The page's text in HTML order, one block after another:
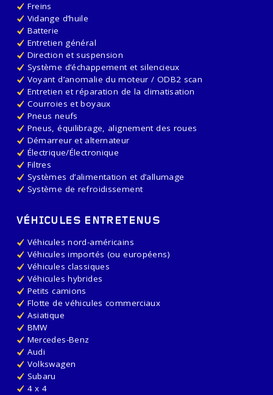
Freins
Vidange d’huile
Batterie
Entretien général
Direction et suspension
Système d’échappement et silencieux
Voyant d’anomalie du moteur / ODB2 scan
Entretien et réparation de la climatisation
Courroies et boyaux
Pneus neufs
Pneus, équilibrage, alignement des roues
Démarreur et alternateur
Électrique/Électronique
Filtres
Systèmes d’alimentation et d’allumage
Système de refroidissement
VÉHICULES ENTRETENUS
Véhicules nord-américains
Véhicules importés (ou européens)
Véhicules classiques
Véhicules hybrides
Petits camions
Flotte de véhicules commerciaux
Asiatique
BMW
Mercedes-Benz
Audi
Volkswagen
Subaru
4 x 4